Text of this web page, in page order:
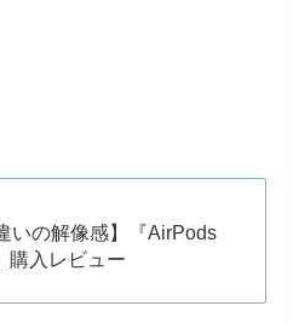
いの解像感】『AirPods
購入レビュー